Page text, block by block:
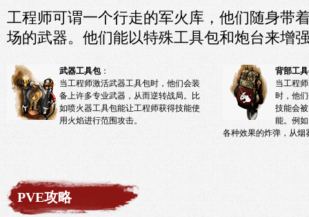
工程师可谓一个行走的军火库，他们随身带
场的武器。他们能以特殊工具包和炮台来增
武器工具包：
当工程师激活武器工具包时，他们会装
备上许多专业武器，从而逆转战局。比
如喷火器工具包能让工程师获得技能使
用火焰进行范围攻击。
背部工
当工程
时，他
技能会
能。例
各种效果的炸弹，从烟
PVE攻略